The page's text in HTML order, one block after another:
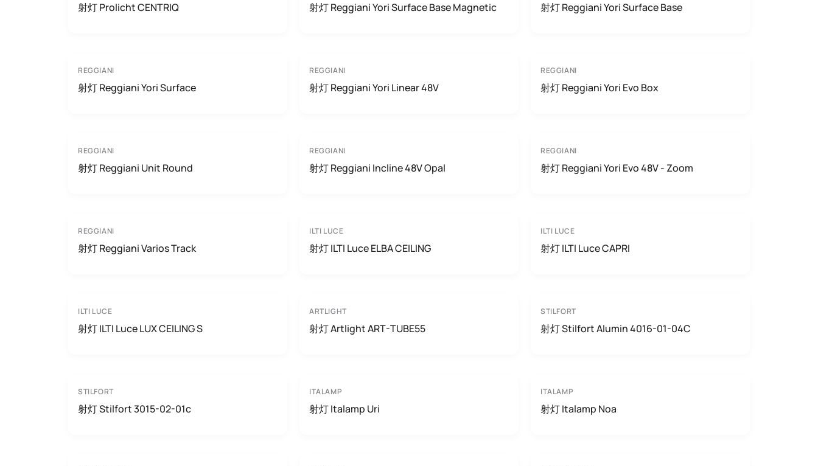
射灯 Prolicht CENTRIQ 射灯 Reggiani Yori Surface Base Magnetic 射灯 Reggiani Yori Surface Base
REGGIANI
射灯 Reggiani Yori Surface
REGGIANI
射灯 Reggiani Yori Linear 48V
REGGIANI
射灯 Reggiani Yori Evo Box
REGGIANI
射灯 Reggiani Unit Round
REGGIANI
射灯 Reggiani Incline 48V Opal
REGGIANI
射灯 Reggiani Yori Evo 48V - Zoom
REGGIANI
射灯 Reggiani Varios Track
ILTI LUCE
射灯 ILTI Luce ELBA CEILING
ILTI LUCE
射灯 ILTI Luce CAPRI
ILTI LUCE
射灯 ILTI Luce LUX CEILING S
ARTLIGHT
射灯 Artlight ART-TUBE55
STILFORT
射灯 Stilfort Alumin 4016-01-04C
STILFORT
射灯 Stilfort 3015-02-01c
ITALAMP
射灯 Italamp Uri
ITALAMP
射灯 Italamp Noa